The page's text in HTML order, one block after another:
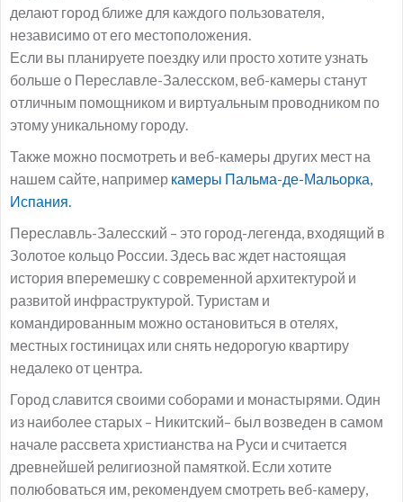
делают город ближе для каждого пользователя,
независимо от его местоположения.
Если вы планируете поездку или просто хотите узнать
больше о Переславле-Залесском, веб-камеры станут
отличным помощником и виртуальным проводником по
этому уникальному городу.
Также можно посмотреть и веб-камеры других мест на
нашем сайте, например камеры Пальма-де-Мальорка,
Испания.
Переславль-Залесский – это город-легенда, входящий в
Золотое кольцо России. Здесь вас ждет настоящая
история вперемешку с современной архитектурой и
развитой инфраструктурой. Туристам и
командированным можно остановиться в отелях,
местных гостиницах или снять недорогую квартиру
недалеко от центра.
Город славится своими соборами и монастырями. Один
из наиболее старых – Никитский– был возведен в самом
начале рассвета христианства на Руси и считается
древнейшей религиозной памяткой. Если хотите
полюбоваться им, рекомендуем смотреть веб-камеру,